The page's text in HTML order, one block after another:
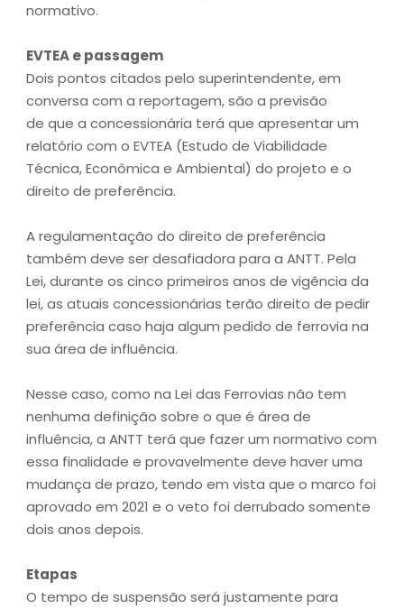
normativo.
EVTEA e passagem
Dois pontos citados pelo superintendente, em
conversa com a reportagem, são a previsão
de que a concessionária terá que apresentar um
relatório com o EVTEA (Estudo de Viabilidade
Técnica, Econômica e Ambiental) do projeto e o
direito de preferência.
A regulamentação do direito de preferência
também deve ser desafiadora para a ANTT. Pela
Lei, durante os cinco primeiros anos de vigência da
lei, as atuais concessionárias terão direito de pedir
preferência caso haja algum pedido de ferrovia na
sua área de influência.
Nesse caso, como na Lei das Ferrovias não tem
nenhuma definição sobre o que é área de
influência, a ANTT terá que fazer um normativo com
essa finalidade e provavelmente deve haver uma
mudança de prazo, tendo em vista que o marco foi
aprovado em 2021 e o veto foi derrubado somente
dois anos depois.
Etapas
O tempo de suspensão será justamente para